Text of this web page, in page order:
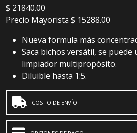
$ 21840.00
Precio Mayorista $ 15288.00
Nueva formula más
Saca bichos versátil, se puede
limpiador multipropósito.
Diluible hasta 1:5.
COSTO DE ENVÍO